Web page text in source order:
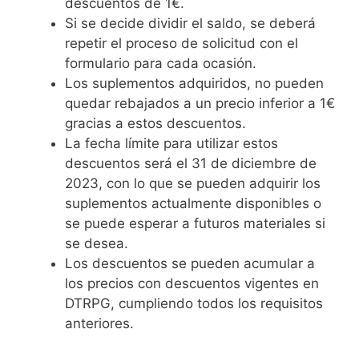
Si se decide dividir el saldo, se deberá
repetir el proceso de solicitud con el
formulario para cada ocasión.
Los suplementos adquiridos, no pueden
quedar rebajados a un precio inferior a 1€
gracias a estos descuentos.
La fecha límite para utilizar estos
descuentos será el 31 de diciembre de
2023, con lo que se pueden adquirir los
suplementos actualmente disponibles o
se puede esperar a futuros materiales si
se desea.
Los descuentos se pueden acumular a
los precios con descuentos vigentes en
DTRPG, cumpliendo todos los requisitos
anteriores.